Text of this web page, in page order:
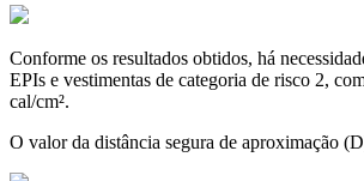
Conforme os resultados obtidos, há
EPIs e vestimentas de categoria de risco 2,
cal/cm².
O valor da distância segura de aproximação